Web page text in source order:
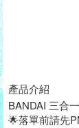
產品介紹
BANDAI 三合
🌟落單前請先